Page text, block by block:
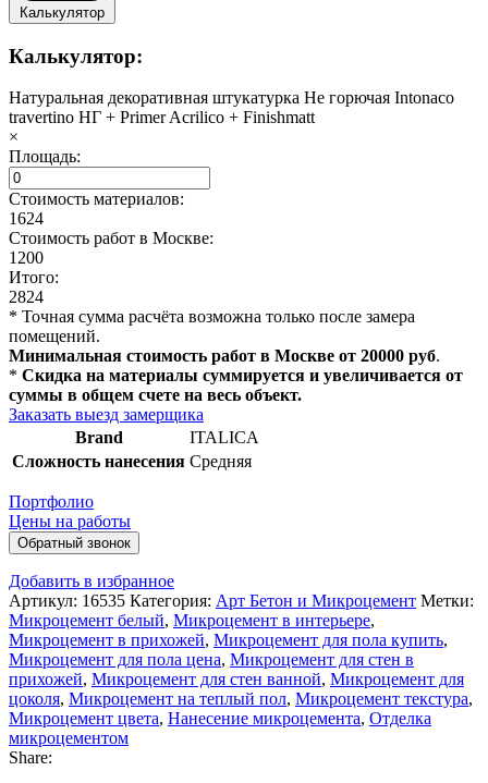
Калькулятор
Калькулятор:
Натуральная декоративная штукатурка Не горючая Intonaco
travertino НГ + Primer Acrilico + Finishmatt
×
Площадь:
Стоимость материалов:
1624
Стоимость работ в Москве:
1200
Итого:
2824
* Точная сумма расчёта возможна только после замера
помещений.
Минимальная стоимость работ в Москве от 20000 руб.
* Скидка на материалы суммируется и увеличивается от
суммы в общем счете на весь объект.
Заказать выезд замерщика
Brand
ITALICA
Сложность нанесения Средняя
Портфолио
Цены на работы
Обратный звонок
Добавить в избранное
Артикул: 16535 Категория: Арт Бетон и Микроцемент Метки:
Микроцемент белый, Микроцемент в интерьере,
Микроцемент в прихожей, Микроцемент для пола купить,
Микроцемент для пола цена, Микроцемент для стен в
прихожей, Микроцемент для стен ванной, Микроцемент для
цоколя, Микроцемент на теплый пол, Микроцемент текстура,
Микроцемент цвета, Нанесение микроцемента, Отделка
микроцементом
Share: